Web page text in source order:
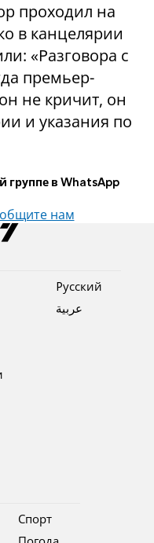
проходил на
в канцелярии
«Разговора с
премьер-
не кричит, он
и указания по
группе в WhatsApp
нам
Pусский
عربية
Спорт